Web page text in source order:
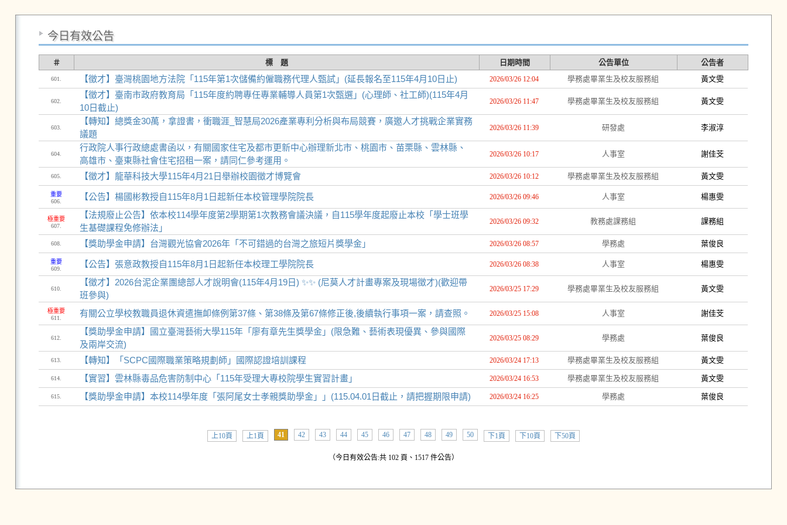
今日有效公告
＃ 標 題 日期時間 公告單位 公告者
601. 【徵才】臺灣桃園地方法院「115年第1次儲備約僱職務代理人甄試」(延長報名至115年4月10日止) 2026/03/26 12:04 學務處畢業生及校友服務組 黃文雯
602.
【徵才】臺南市政府教育局「115年度約聘專任專業輔導人員第1次甄選」(心理師、社工師)(115年4月
10日截止)
2026/03/26 11:47 學務處畢業生及校友服務組 黃文雯
603.
【轉知】總獎金30萬，拿證書，衝職涯_智慧局2026產業專利分析與布局競賽，廣邀人才挑戰企業實務
議題
2026/03/26 11:39 研發處 李淑淳
604.
行政院人事行政總處書函以，有關國家住宅及都市更新中心辦理新北市、桃園市、苗栗縣、雲林縣、
高雄市、臺東縣社會住宅招租一案，請同仁參考運用。
2026/03/26 10:17 人事室 謝佳芠
605. 【徵才】龍華科技大學115年4月21日舉辦校園徵才博覽會 2026/03/26 10:12 學務處畢業生及校友服務組 黃文雯
重要
606.
【公告】楊國彬教授自115年8月1日起新任本校管理學院院長 2026/03/26 09:46 人事室 楊惠雯
極重要
607.
【法規廢止公告】依本校114學年度第2學期第1次教務會議決議，自115學年度起廢止本校「學士班學
生基礎課程免修辦法」
2026/03/26 09:32 教務處課務組 課務組
608. 【獎助學金申請】台灣觀光協會2026年「不可錯過的台灣之旅短片獎學金」 2026/03/26 08:57 學務處 葉俊良
重要
609.
【公告】張意政教授自115年8月1日起新任本校理工學院院長 2026/03/26 08:38 人事室 楊惠雯
610.
【徵才】2026台泥企業團總部人才說明會(115年4月19日) ✨✨ (尼莫人才計畫專案及現場徵才)(歡迎帶
班參與)
2026/03/25 17:29 學務處畢業生及校友服務組 黃文雯
極重要
611.
有關公立學校教職員退休資遣撫卹條例第37條、第38條及第67條修正後,後續執行事項一案，請查照。 2026/03/25 15:08 人事室 謝佳芠
612.
【獎助學金申請】國立臺灣藝術大學115年「廖有章先生獎學金」(限急難、藝術表現優異、參與國際
及兩岸交流)
2026/03/25 08:29 學務處 葉俊良
613. 【轉知】「SCPC國際職業策略規劃師」國際認證培訓課程 2026/03/24 17:13 學務處畢業生及校友服務組 黃文雯
614. 【實習】雲林縣毒品危害防制中心「115年受理大專校院學生實習計畫」 2026/03/24 16:53 學務處畢業生及校友服務組 黃文雯
615. 【獎助學金申請】本校114學年度「張阿尾女士孝親獎助學金」」(115.04.01日截止，請把握期限申請) 2026/03/24 16:25 學務處 葉俊良
上10頁 上1頁 41 42 43 44 45 46 47 48 49 50 下1頁 下10頁 下50頁
（今日有效公告:共 102 頁、1517 件公告）